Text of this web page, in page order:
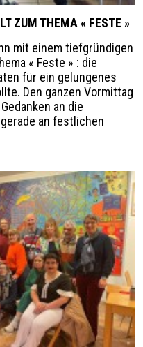
ZUM THEMA « FESTE »
mit einem tiefgründigen
« Feste » : die
für ein gelungenes
Den ganzen Vormittag
an die
an festlichen